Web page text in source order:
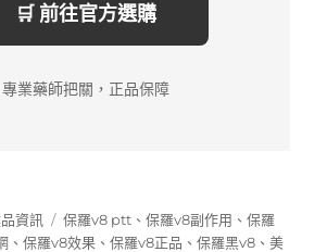
🛒 前往官方選購
專業藥師把關，正品保障
資訊
標
籤
保羅v8 ptt 、保羅v8副作用 、保羅
、保羅v8效果 、保羅v8正品 、保羅黑v8 、美